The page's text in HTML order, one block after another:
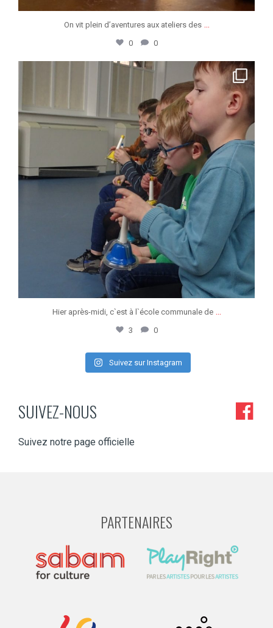
On vit plein d’aventures aux ateliers des ...
0 0
jeunessesmusicaleswapi
Hier après-midi, c`est à l`école communale de ...
3 0
Suivez sur Instagram
SUIVEZ-NOUS
Suivez notre page officielle
PARTENAIRES